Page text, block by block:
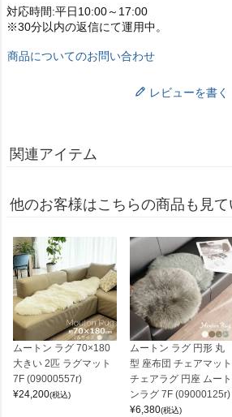
対応時間:平日10:00～17:00
※30分以内の返信にて運用中。
商品についてのお問い合わせ
レビューを書く
関連アイテム
他のお客様はこちらの商品も見て
ムートン ラグ 70×180
大きい 2匹 ラグマット
7F (09000557r)
¥24,200(税込)
ムートン ラグ 円形 丸
型 座布団 チェアマット
チェアラグ 円座 ムート
ンラグ 7F (09000125r)
¥6,380(税込)